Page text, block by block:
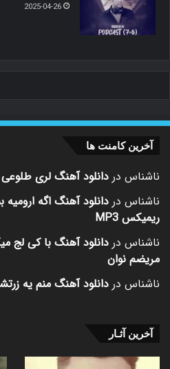
2025-04-26
آخرین کامنت ها
ناشناس در دانلود آهنگ لری طلوعی
ناشناس در دانلود آهنگ اگه
ریمیکس MP3
ناشناس در دانلود آهنگ با کی لج
مریضم نوان
ناشناس در دانلود آهنگ منم یه
آخرین آثـار